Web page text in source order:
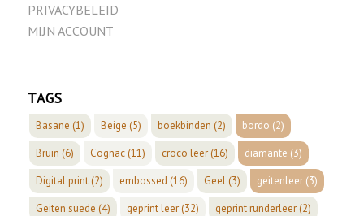
PRIVACYBELEID
MIJN ACCOUNT
TAGS
Basane (1) Beige (5) boekbinden (2) bordo (2)
Bruin (6) Cognac(11) croco leer(16) diamante (3)
Digital print(2) embossed (16) Geel(3) geitenleer(3)
Geiten suede (4) geprint leer(32) geprint runderleer(2)